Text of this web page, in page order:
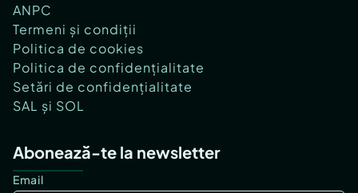
ANPC
Termeni și condiții
Politica de cookies
Politica de confidențialitate
Setări de confidențialitate
SAL și SOL
Abonează-te la newsletter
Email